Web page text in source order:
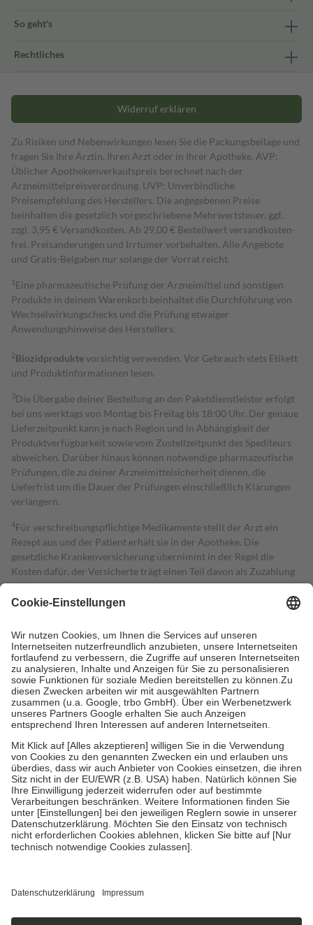
So geht's
Rechtliches
Widerruf erklären
Zu Risiken und Nebenwirkungen lesen Sie die Packungsbeilage und
fragen Sie Ihre Ärztin, Ihren Arzt oder in Ihrer Apotheke. AVP:
Üblicher Apothekenverkaufspreis berechnet nach der
Arzneimittelpreisverordnung. UVP: Unverbindliche
Preisempfehlung des Herstellers. Die angegebenen Preise
beinhalten die gesetzlich vorgeschriebene Mehrwertsteuer, ggf.
zzgl. 3,95 € Versandkosten. Ab 29,00 € Bestell­wert versand­kosten­
frei. Preisänderungen und Irrtümer vorbehalten. Alle Angebote
und Gratis-Beigaben nur solange der Vorrat reicht.
1 Eine pharmazeutische Prüfung der Arzneimittel und sonstigen
Produkte in deinem Warenkorb beinhaltet die Durchführung von
Wechselwirkungschecks und die Prüfung etwaiger
Anwendungshinweise des Herstellers.
2Biozidproduktevorsichtig verwenden. Vor Gebrauch stets Etikett
und Produktinformationen lesen.
3Die Übergabe deiner Bestellung an den Paketdienstleister erfolgt
bei uns werktags von Montag bis Freitag bis 18:00 Uhr. Der genaue
Lieferzeitpunkt kann je nach Region und in Abhängigkeit der
Produktverfügbarkeit sowie vom Zustellzeitpunkt des Spediteurs
abweichen. Darüber hinaus können notwendige pharmazeutische
Prüfungen, die zu deiner Arzneimittelsicherheit dienen, die
Lieferfrist um die Dauer der Prüfungen einschließlich Klärungen
verlängern.
4Für verschreibungspflichtige Medikamente stellt der Arzt ein
Rezept aus und der Patient erhält sie in der Apotheke. Die
gesetzliche Krankenversicherung übernimmt in der Regel die
Kosten dafür, der Versicherte trägt einen Teil davon als Zuzahlung
mit.
Grundsätzlich leisten Mitglieder Zuzahlungen in Höhe von zehn
höchstens zehn Euro.
Es sind jedoch nie mehr als die tatsächlichen
Kosten der Leistung zu entrichten.
Diese Regeln gelten grundsätzlich auch für Online-Apotheken.
Bei Heilmitteln und häuslicher Krankenpflege beträgt die
Zuzahlung zehn Prozent der Kosten sowie zehn Euro je
Verordnung.
Um das Engagement der Versicherten für ihre eigene Gesundheit zu
stärken und die besondere Stellung der Familie zu unterstützen,
fallenkeine Zuzahlungenan bei:
• Kindern und Jugendlichen bis zum vollendeten 18. Lebensjahr
mit Ausnahme der Fahrkosten
• Untersuchungen zur Vorsorge und Früherkennung, die von der
GKV getragen werden
• empfohlenen Schutzimpfungen
• Harn- und Blutteststreifen
getroffen, um sicherzustellen, dass es sich um echte Bewertungen
https://help.etrusted.com/hc/de/articles/4419944605341